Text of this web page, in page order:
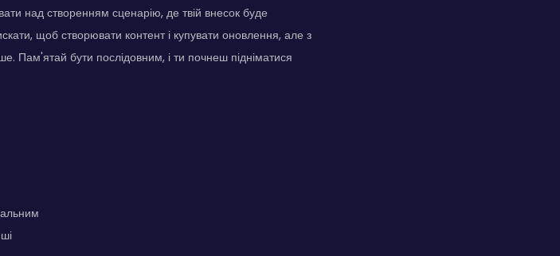
над створенням сценарію, де твій внесок буде
щоб створювати контент і купувати оновлення, але з
Пам'ятай бути послідовним, і ти почнеш підніматися